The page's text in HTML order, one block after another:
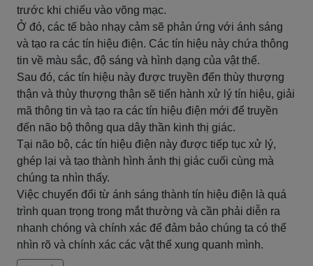
trước khi chiếu vào võng mạc.
Ở đó, các tế bào nhạy cảm sẽ phản ứng với ánh sáng
và tạo ra các tín hiệu điện. Các tín hiệu này chứa thông
tin về màu sắc, độ sáng và hình dạng của vật thể.
Sau đó, các tín hiệu này được truyền đến thùy thượng
thận và thùy thượng thận sẽ tiến hành xử lý tín hiệu, giải
mã thông tin và tạo ra các tín hiệu điện mới để truyền
đến não bộ thông qua dây thần kinh thị giác.
Tại não bộ, các tín hiệu điện này được tiếp tục xử lý,
ghép lại và tạo thành hình ảnh thị giác cuối cùng mà
chúng ta nhìn thấy.
Việc chuyển đổi từ ánh sáng thành tín hiệu điện là quá
trình quan trọng trong mắt thường và cần phải diễn ra
nhanh chóng và chính xác để đảm bảo chúng ta có thể
nhìn rõ và chính xác các vật thể xung quanh mình.